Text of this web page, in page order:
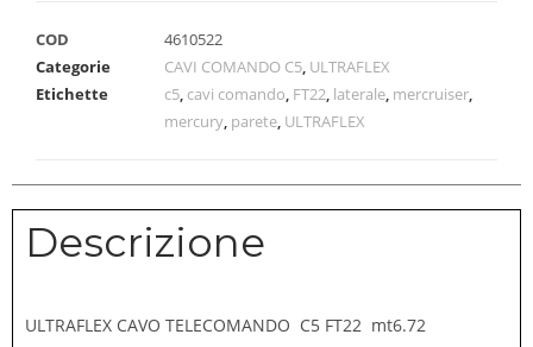
COD
4610522
Categorie
CAVI COMANDO C5, ULTRAFLEX
Etichette
c5, cavi comando, FT22, laterale, mercruiser,
mercury, parete, ULTRAFLEX
Descrizione
ULTRAFLEX CAVO TELECOMANDO C5 FT22 mt6.72